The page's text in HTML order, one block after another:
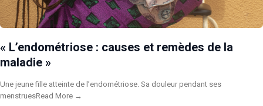
« L’endométriose : causes et remèdes de la
maladie »
Une jeune fille atteinte de l’endométriose. Sa douleur pendant ses
menstruesRead More →